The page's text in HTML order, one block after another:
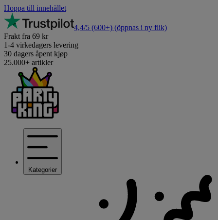
Hoppa till innehållet
4,4/5 (600+) (öppnas i ny flik)
Frakt fra 69 kr
1-4 virkedagers levering
30 dagers åpent kjøp
25.000+ artikler
Kategorier